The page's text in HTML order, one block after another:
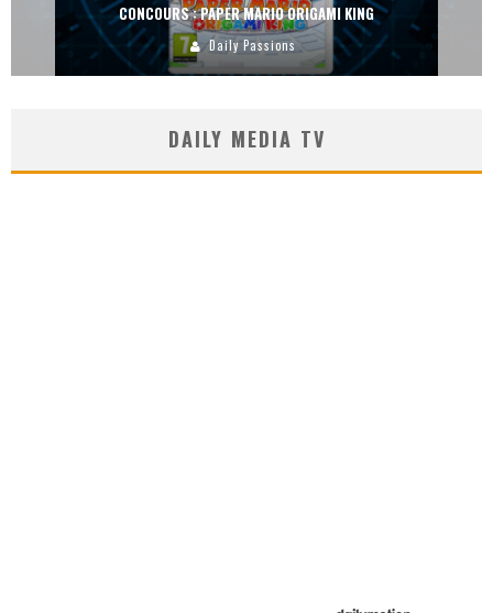
CONCOURS : PAPER MARIO ORIGAMI KING
Daily Passions
DAILY MEDIA TV